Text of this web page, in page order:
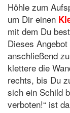
Höhle zum
um Dir einen
mit dem Du
Dieses
anschließend
klettere die
rechts, bis Du
sich ein Schild
verboten!“ ist